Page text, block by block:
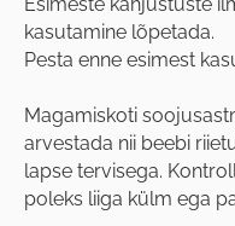
kasutamine lõpetada.
Pesta enne esimest
Magamiskoti
arvestada nii beebi
lapse tervisega.
poleks liiga külm ega